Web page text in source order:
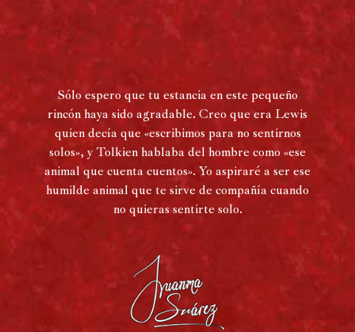
Sólo espero que tu estancia en este pequeño
rincón haya sido agradable. Creo que era Lewis
quien decía que «escribimos para no sentirnos
solos», y Tolkien hablaba del hombre como «ese
animal que cuenta cuentos». Yo aspiraré a ser ese
humilde animal que te sirve de compañía cuando
no quieras sentirte solo.